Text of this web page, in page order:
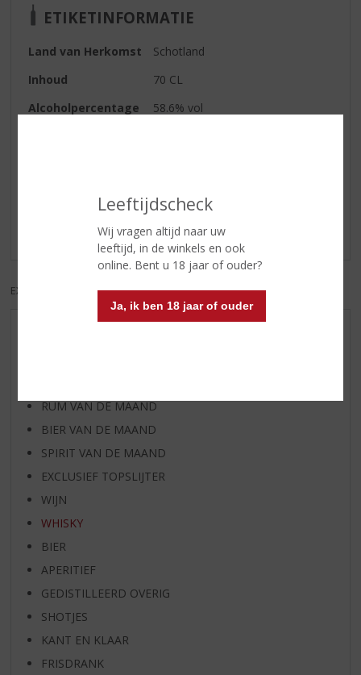
Leeftijdscheck
Wij vragen altijd naar uw
leeftijd, in de winkels en ook
online. Bent u 18 jaar of ouder?
Ja, ik ben 18 jaar of ouder
ETIKETINFORMATIE
Land van Herkomst
Schotland
Inhoud
70 CL
Alcoholpercentage
58.6% vol
Schrijf een review
Er zijn nog geen reviews geplaatst voor dit product
EXCL. BTW INCL. BTW
RUM VAN DE MAAND
BIER VAN DE MAAND
SPIRIT VAN DE MAAND
EXCLUSIEF TOPSLIJTER
WIJN
WHISKY
BIER
APERITIEF
GEDISTILLEERD OVERIG
SHOTJES
KANT EN KLAAR
FRISDRANK